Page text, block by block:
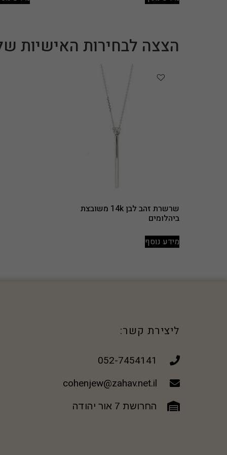
הצצה לבחירות האישיות
שרשרת זהב לבן 14k משובצת
ביהלומים
מידע נוסף
ליצירת קשר:
052-7454141
cohenjew@zahav.net.il
החרושת 7 אור יהודה